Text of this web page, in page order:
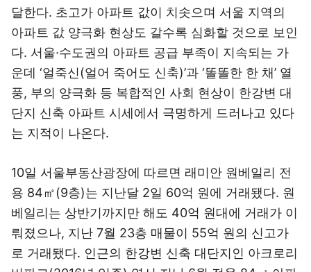
달한다. 초고가 아파트 값이 치솟으며 서울 지역의
아파트 값 양극화 현상도 갈수록 심화할 것으로 보인
다. 서울·수도권의 아파트 공급 부족이 지속되는 가
운데 ‘얼죽신(얼어 죽어도 신축)’과 ‘똘똘한 한 채’ 열
풍, 부의 양극화 등 복합적인 사회 현상이 한강변 대
단지 신축 아파트 시세에서 극명하게 드러나고 있다
는 지적이 나온다.
10일 서울부동산광장에 따르면 래미안 원베일리 전
용 84㎡(9층)는 지난달 2일 60억 원에 거래됐다. 원
베일리는 상반기까지만 해도 40억 원대에 거래가 이
뤄졌으나, 지난 7월 23층 매물이 55억 원의 신고가
로 거래됐다. 인근의 한강변 신축 대단지인 아크로리